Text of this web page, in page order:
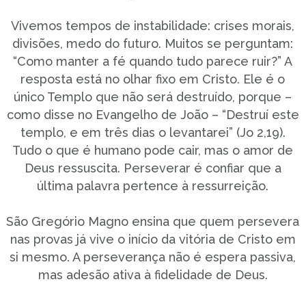
Vivemos tempos de instabilidade: crises morais,
divisões, medo do futuro. Muitos se perguntam:
“Como manter a fé quando tudo parece ruir?” A
resposta está no olhar fixo em Cristo. Ele é o
único Templo que não será destruído, porque –
como disse no Evangelho de João – “Destruí este
templo, e em três dias o levantarei” (Jo 2,19).
Tudo o que é humano pode cair, mas o amor de
Deus ressuscita. Perseverar é confiar que a
última palavra pertence à ressurreição.
São Gregório Magno ensina que quem persevera
nas provas já vive o início da vitória de Cristo em
si mesmo. A perseverança não é espera passiva,
mas adesão ativa à fidelidade de Deus.